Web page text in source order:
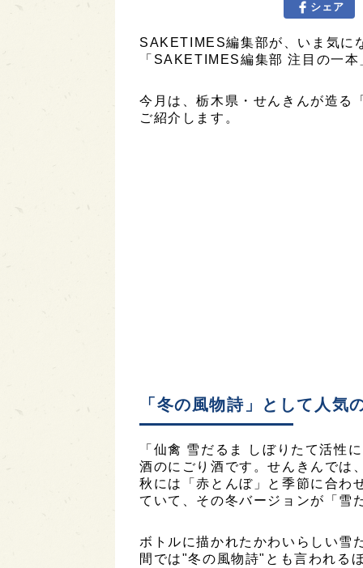
シェア
SAKETIMES編集部が、いま気に
「SAKETIMES編集部 注目の一本
今月は、栃木県・せんきんが造る
ご紹介します。
「冬の風物詩」として人気
「仙禽 雪だるま しぼりたて活性
酒のにごり酒です。せんきんでは
秋には「赤とんぼ」と季節に合わ
ていて、その冬バージョンが「雪
ボトルに描かれたかわいらしい雪
間では"冬の風物詩"とも言われる